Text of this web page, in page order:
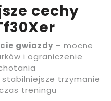
cechy
gwiazdy – mocne
i ograniczenie
stabilniejsze trzymanie
treningu